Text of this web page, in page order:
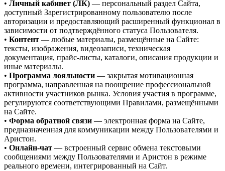
• Личный кабинет (ЛК) — персональный раздел Сайта,
доступный Зарегистрированному пользователю после
авторизации и предоставляющий расширенный функционал в
зависимости от подтверждённого статуса Пользователя.
• Контент — любые материалы, размещённые на Сайте:
тексты, изображения, видеозаписи, техническая
документация, прайс-листы, каталоги, описания продукции и
иные материалы.
• Программа лояльности — закрытая мотивационная
программа, направленная на поощрение профессиональной
активности участников рынка. Условия участия в программе,
регулируются соответствующими Правилами, размещёнными
на Сайте.
• Форма обратной связи — электронная форма на Сайте,
предназначенная для коммуникации между Пользователями и
Аристон.
• Онлайн-чат — встроенный сервис обмена текстовыми
сообщениями между Пользователями и Аристон в режиме
реального времени, интегрированный на Сайт.